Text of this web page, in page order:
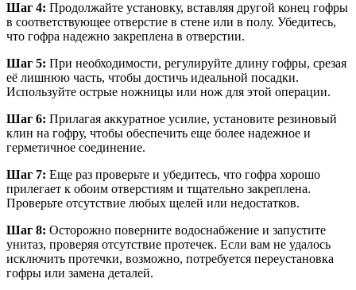
Шаг 4: Продолжайте установку, вставляя другой конец гофры
в соответствующее отверстие в стене или в полу. Убедитесь,
что гофра надежно закреплена в отверстии.
Шаг 5: При необходимости, регулируйте длину гофры, срезая
её лишнюю часть, чтобы достичь идеальной посадки.
Используйте острые ножницы или нож для этой операции.
Шаг 6: Прилагая аккуратное усилие, установите резиновый
клин на гофру, чтобы обеспечить еще более надежное и
герметичное соединение.
Шаг 7: Еще раз проверьте и убедитесь, что гофра хорошо
прилегает к обоим отверстиям и тщательно закреплена.
Проверьте отсутствие любых щелей или недостатков.
Шаг 8: Осторожно поверните водоснабжение и запустите
унитаз, проверяя отсутствие протечек. Если вам не удалось
исключить протечки, возможно, потребуется переустановка
гофры или замена деталей.